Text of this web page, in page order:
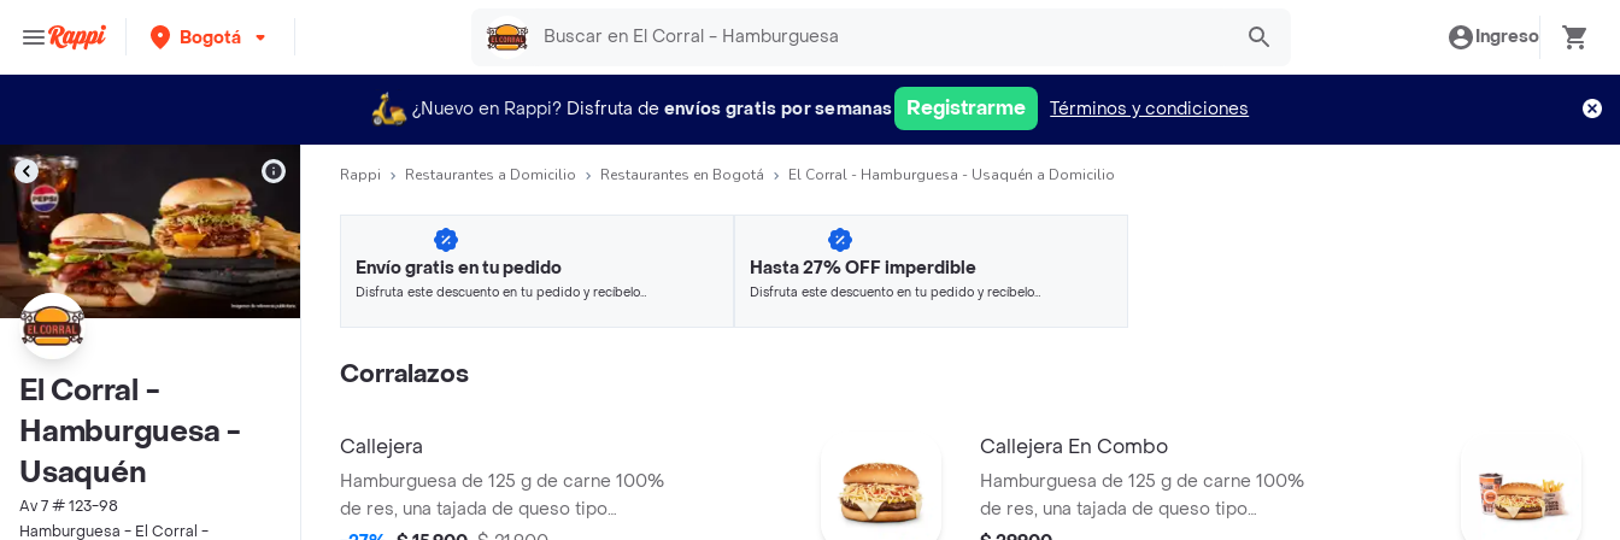
Bogotá Ingreso
¿Nuevo en Rappi? Disfruta de envíos gratis por semanas Registrarme Términos y condiciones
El Corral -
Hamburguesa -
Usaquén
Av 7 # 123-98
Hamburguesa - El Corral -
Rappi Restaurantes a Domicilio Restaurantes en Bogotá El Corral - Hamburguesa - Usaquén a Domicilio
Envío gratis en tu pedido
Disfruta este descuento en tu pedido y recíbelo
Hasta 27% OFF imperdible
Disfruta este descuento en tu pedido y recíbelo
Corralazos
Callejera
Hamburguesa de 125 g de carne 100%
de res, una tajada de queso tipo
Callejera En Combo
Hamburguesa de 125 g de carne 100%
de res, una tajada de queso tipo